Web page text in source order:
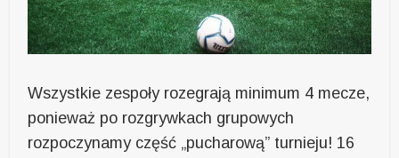
Wszystkie zespoły rozegrają minimum 4 mecze,
ponieważ po rozgrywkach grupowych
rozpoczynamy część „pucharową” turnieju! 16